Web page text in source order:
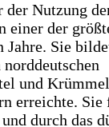
der Nutzung
einer der
Sie
und
erreichte. Sie
durch das